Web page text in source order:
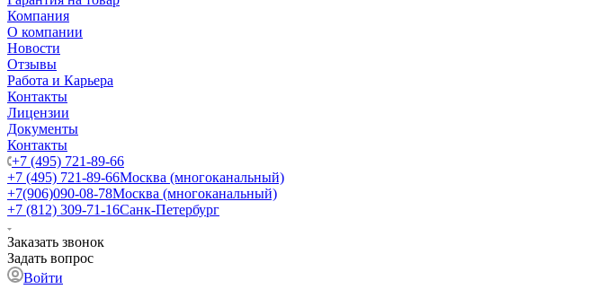
Компания
О компании
Новости
Отзывы
Работа и Карьера
Контакты
Лицензии
Документы
Контакты
+7 (495) 721-89-66
+7 (495) 721-89-66Москва (многоканальный)
+7(906)090-08-78Москва (многоканальный)
+7 (812) 309-71-16Санк-Петербург
Заказать звонок
Задать вопрос
Войти